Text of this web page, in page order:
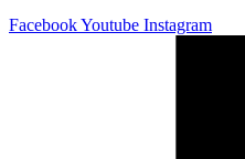
FacebookYoutube Instagram